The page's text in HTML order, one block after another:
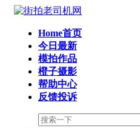
Home首页
今日最新
模拍作品
橙子摄影
帮助中心
反馈投诉